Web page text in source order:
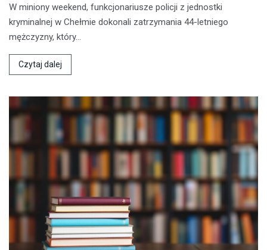
W miniony weekend, funkcjonariusze policji z jednostki
kryminalnej w Chełmie dokonali zatrzymania 44-letniego
mężczyzny, który…
Czytaj dalej